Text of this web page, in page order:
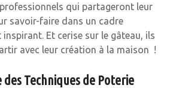
qui partageront leur
savoir-faire dans un cadre
inspirant. Et cerise sur le gâteau, ils
avec leur création à la maison !
des Techniques de Poterie